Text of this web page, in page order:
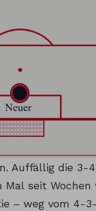
Auffällig die 3-
Mal seit
– weg vom 4-